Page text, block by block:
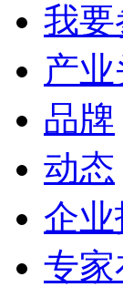
我要
产
品牌
动态
企
专